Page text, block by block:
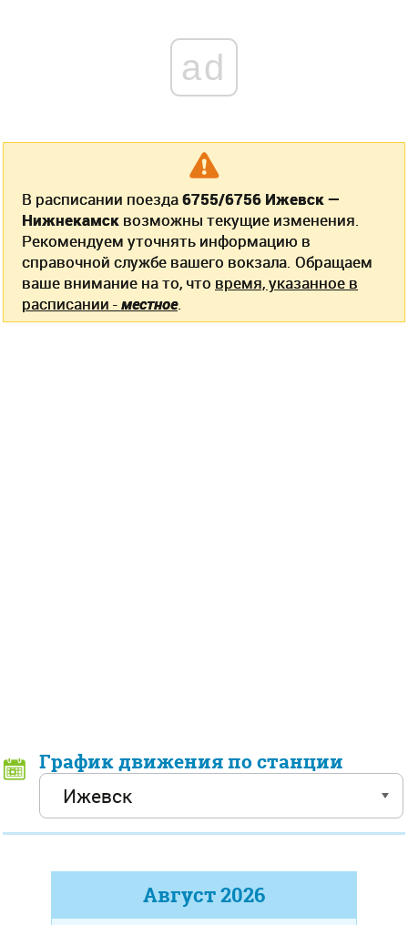
ad
В расписании поезда6755/6756 Ижевск —
Нижнекамск возможны текущие изменения.
Рекомендуем уточнять информацию в
справочной службе вашего вокзала. Обращаем
ваше внимание на то, что время, указанное в
расписании -местное.
График движения по станции
Август2026